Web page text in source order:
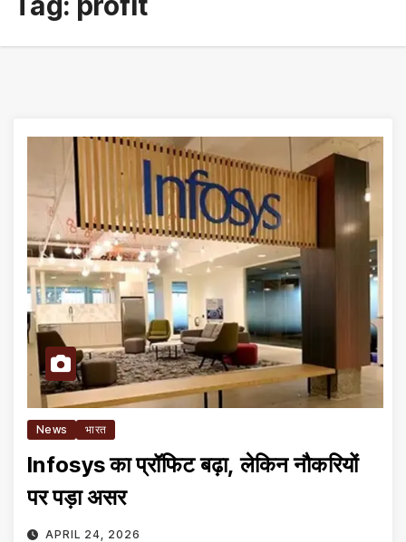
News भारत
Infosys का प्रॉफिट बढ़ा, लेकिन नौकरियों
पर पड़ा असर
APRIL 24, 2026